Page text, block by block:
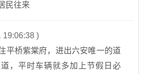
民往来
19:06:38 )
平桥紫棠府，进出六安唯一的道
，平时车辆就多加上节假日必